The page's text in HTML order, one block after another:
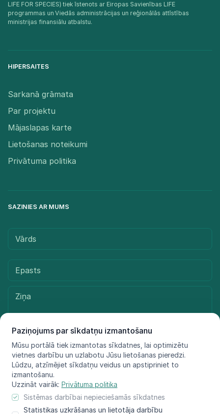
Paziņojums par sīkdatņu izmantošanu
Mūsu portālā tiek izmantotas sīkdatnes, lai optimizētu
vietnes darbību un uzlabotu Jūsu lietošanas pieredzi.
Lūdzu, atzīmējiet sīkdatņu veidus un apstipriniet to
izmantošanu.
Uzzināt vairāk: Privātuma politika
Sistēmas darbībai nepieciešamās sīkdatnes
Statistikas uzkrāšanas un lietotāja darbību
LIFE FOR SPECIES) tiek īstenots ar Eiropas Savienības LIFE
programmas un Viedās administrācijas un reģionālās attīstības
ministrijas finansiālu atbalstu.​
HIPERSAITES
Sarkanā grāmata
Par projektu
Mājaslapas karte
Lietošanas noteikumi
Privātuma politika
SAZINIES AR MUMS
Sūtīt ziņu
© LIFE FOR SPECIES, 2021 - 2025
Informācija atspoguļo tikai projekta LIFE FOR SPECIES īstenotāju